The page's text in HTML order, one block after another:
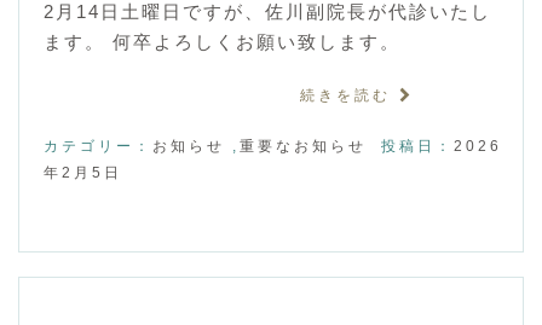
2月14日土曜日ですが、佐川副院長が代診いたし
ます。 何卒よろしくお願い致します。
続きを読む
カテゴリー： お知らせ , 重要なお知らせ 投稿日： 2026
年2月5日